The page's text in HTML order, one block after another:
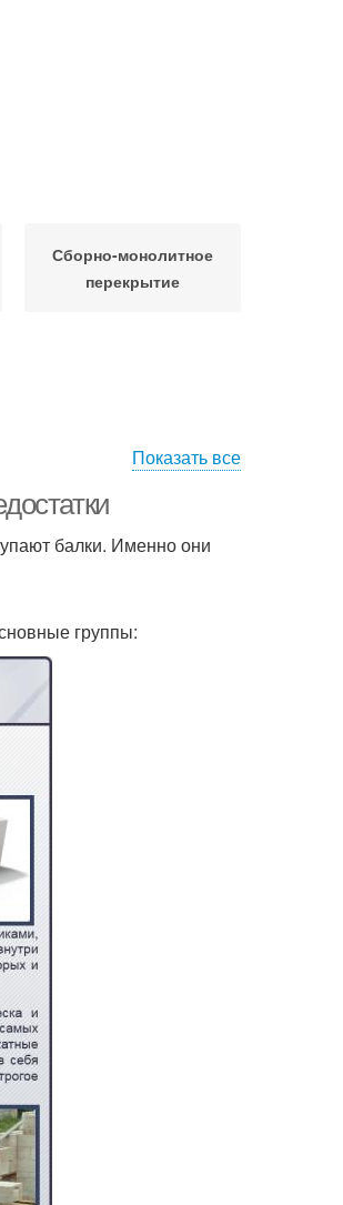
Сборно-монолитное
перекрытие
Показать все
балки. Именно они
группы: